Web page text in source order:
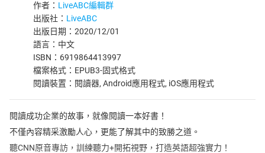
作者： LiveABC編輯群
出版社： LiveABC
出版日期：2020/12/01
語言：中文
ISBN：6919864413997
檔案格式：EPUB3-固式格式
閱讀裝置：閱讀器, Android應用程式, iOS應用程式
閱讀成功企業的故事，就像閱讀一本好書！
不僅內容精采激勵人心，更能了解其中的致勝之道。
聽CNN原音專訪，訓練聽力+開拓視野，打造英語超強實力！